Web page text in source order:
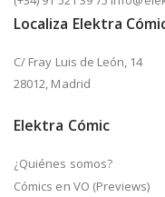
Localiza Elektra
C/ Fray Luis de León, 14
28012, Madrid
Elektra Cómic
¿Quiénes somos?
Cómics en VO (Previews)